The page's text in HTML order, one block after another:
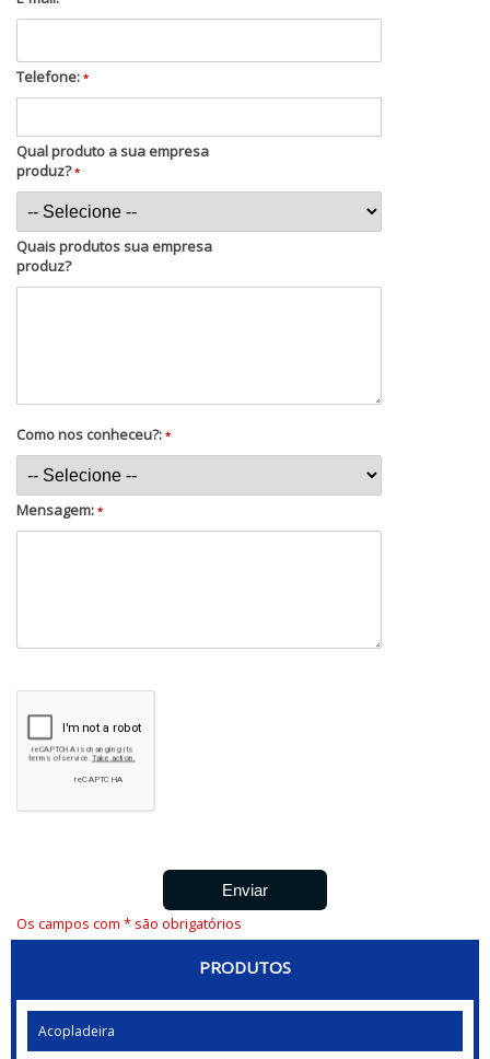
Telefone: *
Qual produto a sua empresa
produz?*
Quais produtos sua empresa
produz?
Como nos conheceu?: *
Mensagem: *
Os campos com * são obrigatórios
PRODUTOS
Acopladeira